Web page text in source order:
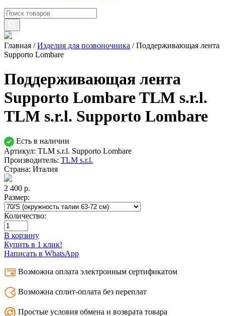
Главная /Изделия для позвоночника /Поддерживающая лента
Supporto Lombare
Поддерживающая лента
Supporto Lombare TLM s.r.l.
TLM s.r.l. Supporto Lombare
Есть в наличии
Артикул: TLM s.r.l. Supporto Lombare
Производитель: TLM s.r.l.
Страна: Италия
2 400 р.
Размер:
Количество:
В корзину
Купить в 1 клик!
Написать в WhatsApp
Возможна оплата электронным сертификатом
Возможна сплит-оплата без переплат
Простые условия обмена и возврата товара